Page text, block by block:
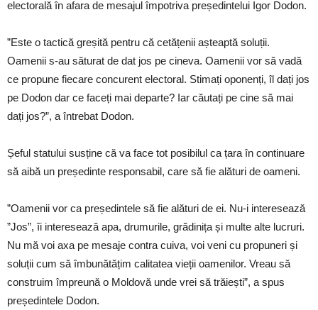
electorală în afara de mesajul împotriva președintelui Igor Dodon.
”Este o tactică greșită pentru că cetățenii așteaptă soluții.
Oamenii s-au săturat de dat jos pe cineva. Oamenii vor să vadă
ce propune fiecare concurent electoral. Stimați oponenți, îl dați jos
pe Dodon dar ce faceți mai departe? Iar căutați pe cine să mai
dați jos?”, a întrebat Dodon.
Șeful statului susține că va face tot posibilul ca țara în continuare
să aibă un președinte responsabil, care să fie alături de oameni.
”Oamenii vor ca președintele să fie alături de ei. Nu-i interesează
”Jos”, îi interesează apa, drumurile, grădinița și multe alte lucruri.
Nu mă voi axa pe mesaje contra cuiva, voi veni cu propuneri și
soluții cum să îmbunătățim calitatea vieții oamenilor. Vreau să
construim împreună o Moldovă unde vrei să trăiești”, a spus
președintele Dodon.